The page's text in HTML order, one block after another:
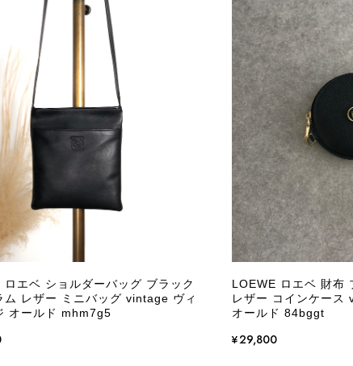
指摘を重く受け止め、まずは
確認された場合には、当店の
し、全スタッフで共有してま
状態確認とご案内に努めてま
商品が直ぐに届きました。思った以上に
この度はご購入いただき、そ
き、また迅速にお届けできた
た」とのお言葉をいただき、
永くご愛用いただけましたら
軽にご相談ください。 また
ロエベ ショルダーバッグ ブラック
ム レザー ミニバッグ vintage ヴィ
オールド mhm7g5
LOEWE ロエベ 財布
レザー コインケース
オールド 84bggt
¥29,800